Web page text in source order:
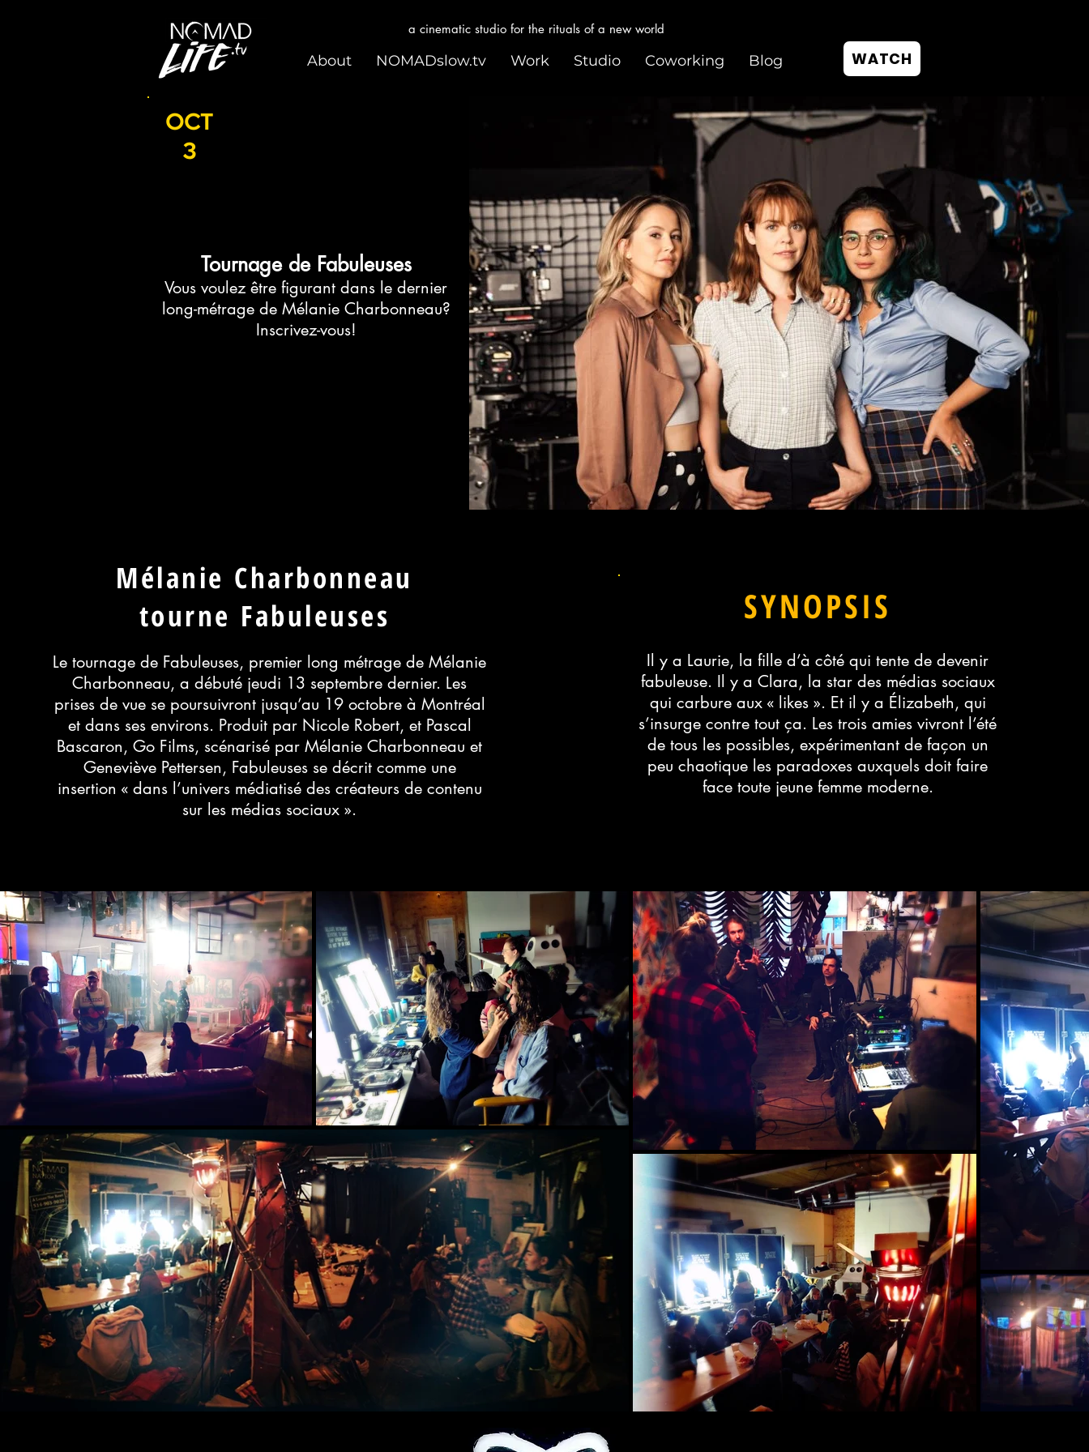
a cinematic studio for the rituals of a new world
About NOMADslow.tv Work Studio Coworking Blog WATCH
OCT
3
Tournage de Fabuleuses
Vous voulez être figurant dans le dernier
long-métrage de Mélanie Charbonneau?
Inscrivez-vous!
Mélanie Charbonneau
tourne Fabuleuses
Le tournage de Fabuleuses, premier long métrage de Mélanie
Charbonneau, a débuté jeudi 13 septembre dernier. Les
prises de vue se poursuivront jusqu’au 19 octobre à Montréal
et dans ses environs. Produit par Nicole Robert, et Pascal
Bascaron, Go Films, scénarisé par Mélanie Charbonneau et
Geneviève Pettersen, Fabuleuses se décrit comme une
insertion « dans l’univers médiatisé des créateurs de contenu
sur les médias sociaux ».
SYNOPSIS
Il y a Laurie, la fille d’à côté qui tente de devenir
fabuleuse. Il y a Clara, la star des médias sociaux
qui carbure aux « likes ». Et il y a Élizabeth, qui
s’insurge contre tout ça. Les trois amies vivront l’été
de tous les possibles, expérimentant de façon un
peu chaotique les paradoxes auxquels doit faire
face toute jeune femme moderne.